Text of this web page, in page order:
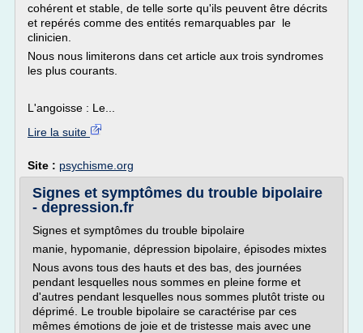
cohérent et stable, de telle sorte qu'ils peuvent être décrits
et repérés comme des entités remarquables par le
clinicien.
Nous nous limiterons dans cet article aux trois syndromes
les plus courants.
L'angoisse : Le...
Lire la suite
Site : psychisme.org
Signes et symptômes du trouble bipolaire
- depression.fr
Signes et symptômes du trouble bipolaire
manie, hypomanie, dépression bipolaire, épisodes mixtes
Nous avons tous des hauts et des bas, des journées
pendant lesquelles nous sommes en pleine forme et
d'autres pendant lesquelles nous sommes plutôt triste ou
déprimé. Le trouble bipolaire se caractérise par ces
mêmes émotions de joie et de tristesse mais avec une